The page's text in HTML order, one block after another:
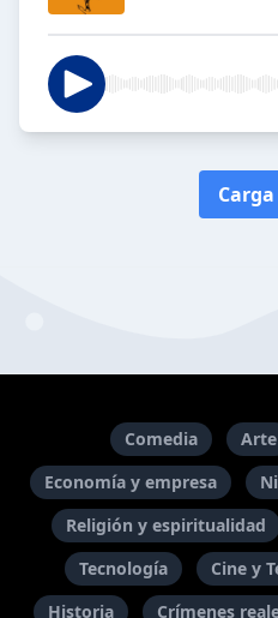
Comedia Arte
Economía y empresa
Religión y espiritualidad
Tecnología
Cine y
Historia
Crímenes